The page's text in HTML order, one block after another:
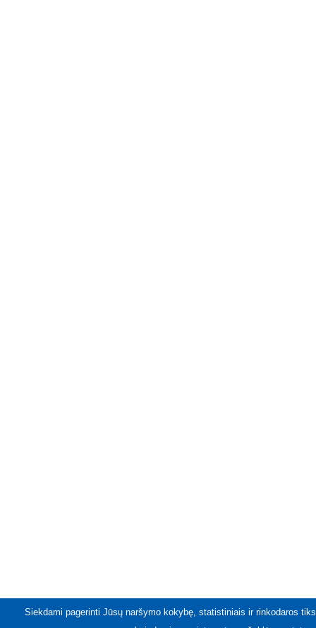
Siekdami pagerinti Jūsų naršymo kokybę, statistiniais ir rinkodaros